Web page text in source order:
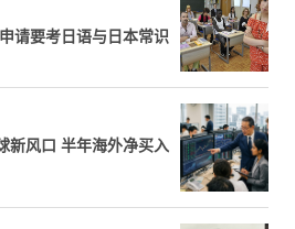
请要考日语与日本常识
新风口 半年海外净买入